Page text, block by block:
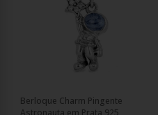
Berloque Charm Pingente
Astronauta em Prata 925